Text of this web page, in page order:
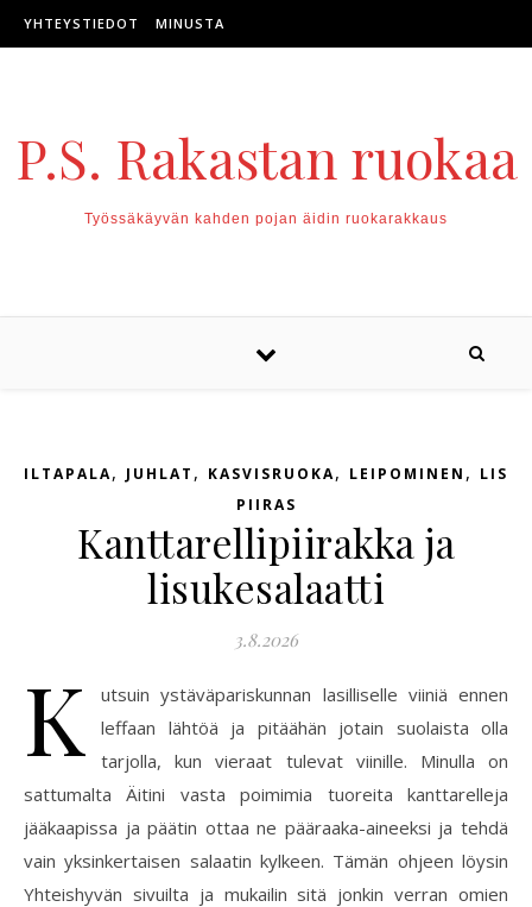
Skip to content
YHTEYSTIEDOT MINUSTA
P.S. Rakastan ruokaa
Työssäkäyvän kahden pojan äidin ruokarakkaus
ILTAPALA, JUHLAT , KASVISRUOKA, LEIPOMINEN ,
PIIRAS
Kanttarellipiirakka ja
lisukesalaatti
3.8.2026
K
utsuin ystäväpariskunnan lasilliselle viiniä ennen
leffaan lähtöä ja pitäähän jotain suolaista olla
tarjolla, kun vieraat tulevat viinille. Minulla on
sattumalta Äitini vasta poimimia tuoreita kanttarelleja
jääkaapissa ja päätin ottaa ne pääraaka-aineeksi ja tehdä
vain yksinkertaisen salaatin kylkeen. Tämän ohjeen löysin
Yhteishyvän sivuilta ja mukailin sitä jonkin verran omien